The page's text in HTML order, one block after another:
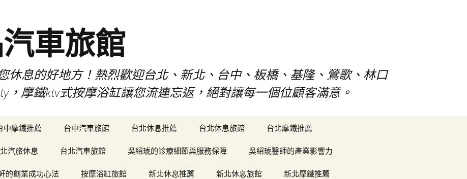
車旅館
休息的好地方！熱烈歡迎台北、新北、台中、板橋、基隆、鶯歌、林口
，摩鐵ktv式按摩浴缸讓您流連忘返，絕對讓每一個位顧客滿意。
中摩鐵推薦 台中汽車旅館 台北休息推薦 台北休息旅館 台北摩鐵推薦
汽旅休息 台北汽車旅館 吳紹琥的診療細節與服務保障 吳紹琥醫師的產業影響力
的創業成功心法 按摩浴缸旅館 新北休息推薦 新北休息旅館 新北摩鐵推薦